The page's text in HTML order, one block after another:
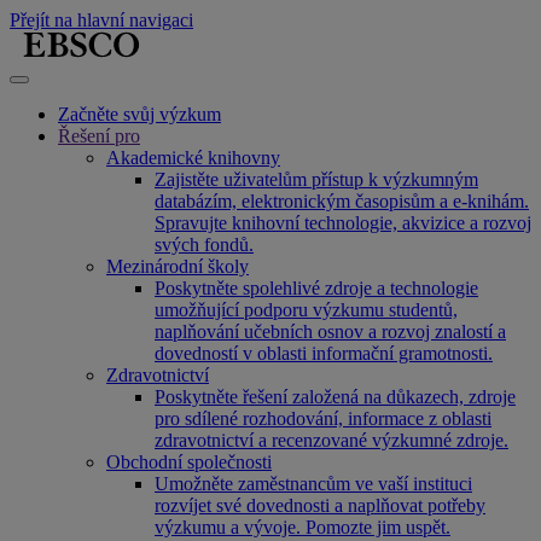
Přejít na hlavní navigaci
Začněte svůj výzkum
Řešení pro
Akademické knihovny
Zajistěte uživatelům přístup k výzkumným
databázím, elektronickým časopisům a e-knihám.
Spravujte knihovní technologie, akvizice a rozvoj
svých fondů.
Mezinárodní školy
Poskytněte spolehlivé zdroje a technologie
umožňující podporu výzkumu studentů,
naplňování učebních osnov a rozvoj znalostí a
dovedností v oblasti informační gramotnosti.
Zdravotnictví
Poskytněte řešení založená na důkazech, zdroje
pro sdílené rozhodování, informace z oblasti
zdravotnictví a recenzované výzkumné zdroje.
Obchodní společnosti
Umožněte zaměstnancům ve vaší instituci
rozvíjet své dovednosti a naplňovat potřeby
výzkumu a vývoje. Pomozte jim uspět.